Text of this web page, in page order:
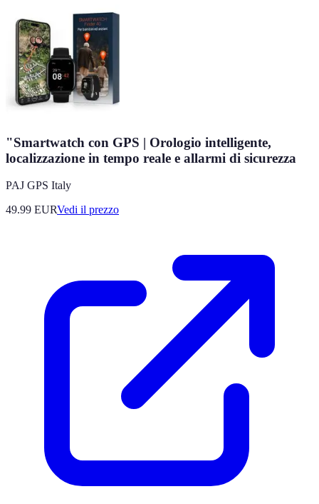
"Smartwatch con GPS | Orologio intelligente,
localizzazione in tempo reale e allarmi di sicurezza
PAJ GPS Italy
49.99 EURVedi il prezzo